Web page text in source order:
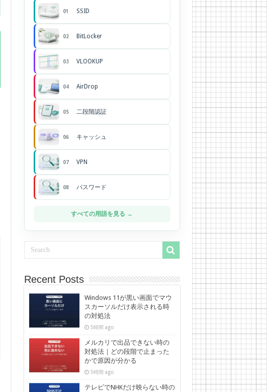
01 SSID
02 BitLocker
03 VLOOKUP
04 AirDrop
05 二段階認証
06 キャッシュ
07 VPN
08 パスワード
すべての用語を見る →
Recent Posts
Windows 11が黒い画面でマウ
スカーソルだけ表示される時
の対処法
5時間 ago
メルカリで出品できない時の
対処法｜どの段階で止まった
かで原因が分かる
5時間 ago
テレビでNHKだけ映らない時の